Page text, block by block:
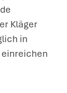
Kläger
in
einreichen